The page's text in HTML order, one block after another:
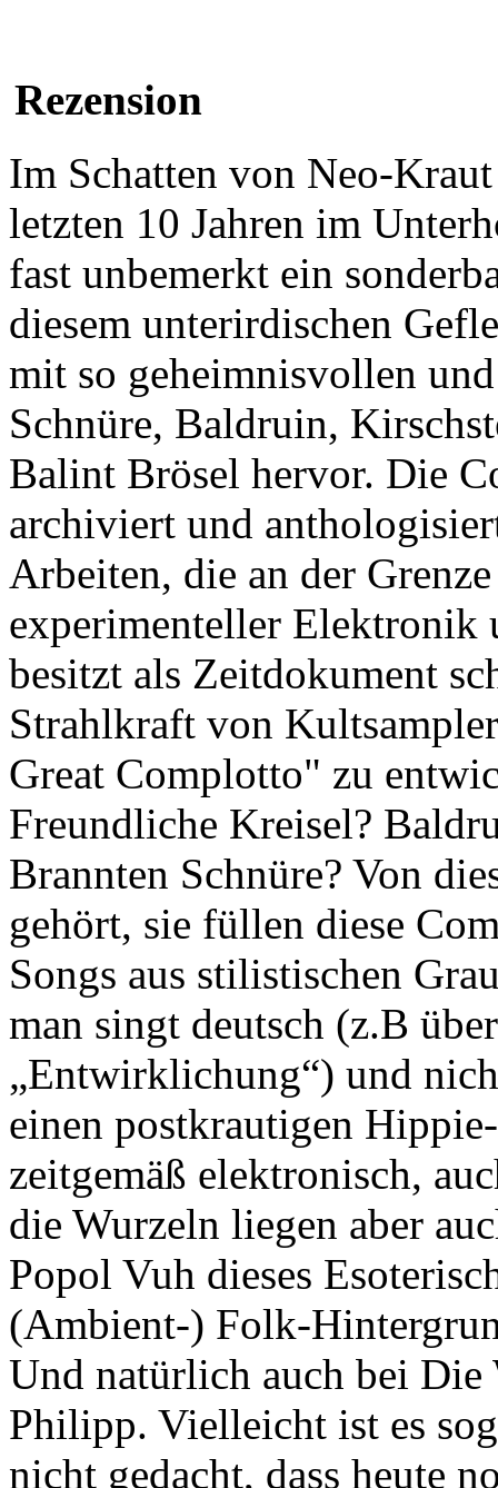
Rezension
Im Schatten von Neo-
letzten 10 Jahren im
fast unbemerkt ein
diesem unterirdischen
mit so geheimnisvollen
Schnüre, Baldruin,
Balint Brösel hervor. Die
archiviert und
Arbeiten, die an der
experimenteller Elektronik
besitzt als Zeitdokument
Strahlkraft von
Great Complotto" zu
Freundliche Kreisel?
Brannten Schnüre? Von
gehört, sie füllen diese
Songs aus stilistischen
man singt deutsch (z.B
„Entwirklichung“) und
einen postkrautigen
zeitgemäß elektronisch,
die Wurzeln liegen aber
Popol Vuh dieses
(Ambient-) Folk-
Und natürlich auch bei Die
Philipp. Vielleicht ist es
nicht gedacht, dass heute